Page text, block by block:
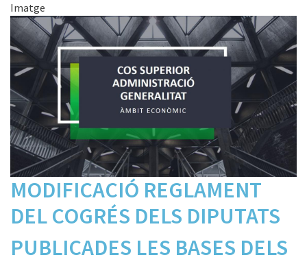
Imatge
MODIFICACIÓ REGLAMENT
DEL COGRÉS DELS DIPUTATS
PUBLICADES LES BASES DELS